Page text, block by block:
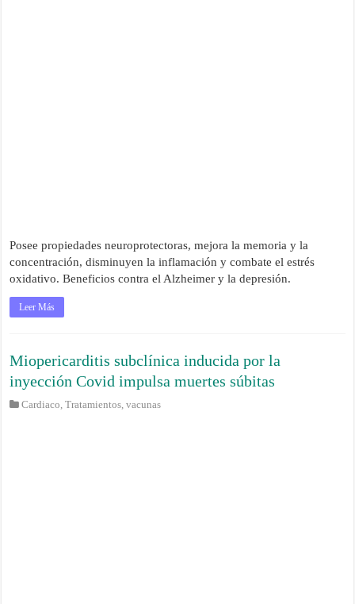
Posee propiedades neuroprotectoras, mejora la memoria y la
concentración, disminuyen la inflamación y combate el estrés
oxidativo. Beneficios contra el Alzheimer y la depresión.
Leer Más
Miopericarditis subclínica inducida por la
inyección Covid impulsa muertes súbitas
Cardiaco,Tratamientos,vacunas